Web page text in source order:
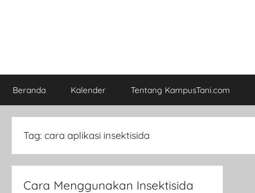
Beranda Kalender Tentang KampusTani.com
Tag: cara aplikasi insektisida
Cara Menggunakan Insektisida